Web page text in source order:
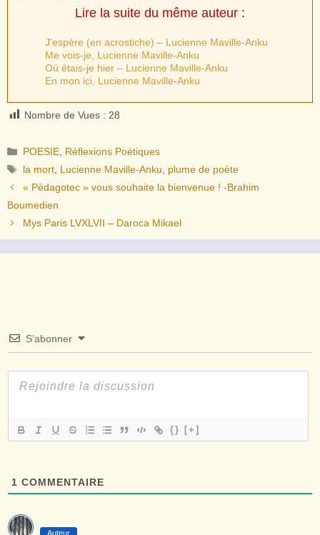
Lire la suite du même auteur :
J’espère (en acrostiche) – Lucienne Maville-Anku
Me vois-je, Lucienne Maville-Anku
Où étais-je hier – Lucienne Maville-Anku
En mon ici, Lucienne Maville-Anku
Nombre de Vues : 28
Catégories
POESIE Réflexions Poétiques
Étiquettes
la mort Lucienne Maville-Anku
plume de poète
« Pédagotec » vous souhaite la bienvenue ! -Brahim
Boumedien
Mys Paris LVXLVII – Daroca Mikael
S’abonner
{} [+]
1 COMMENTAIRE
Auteur